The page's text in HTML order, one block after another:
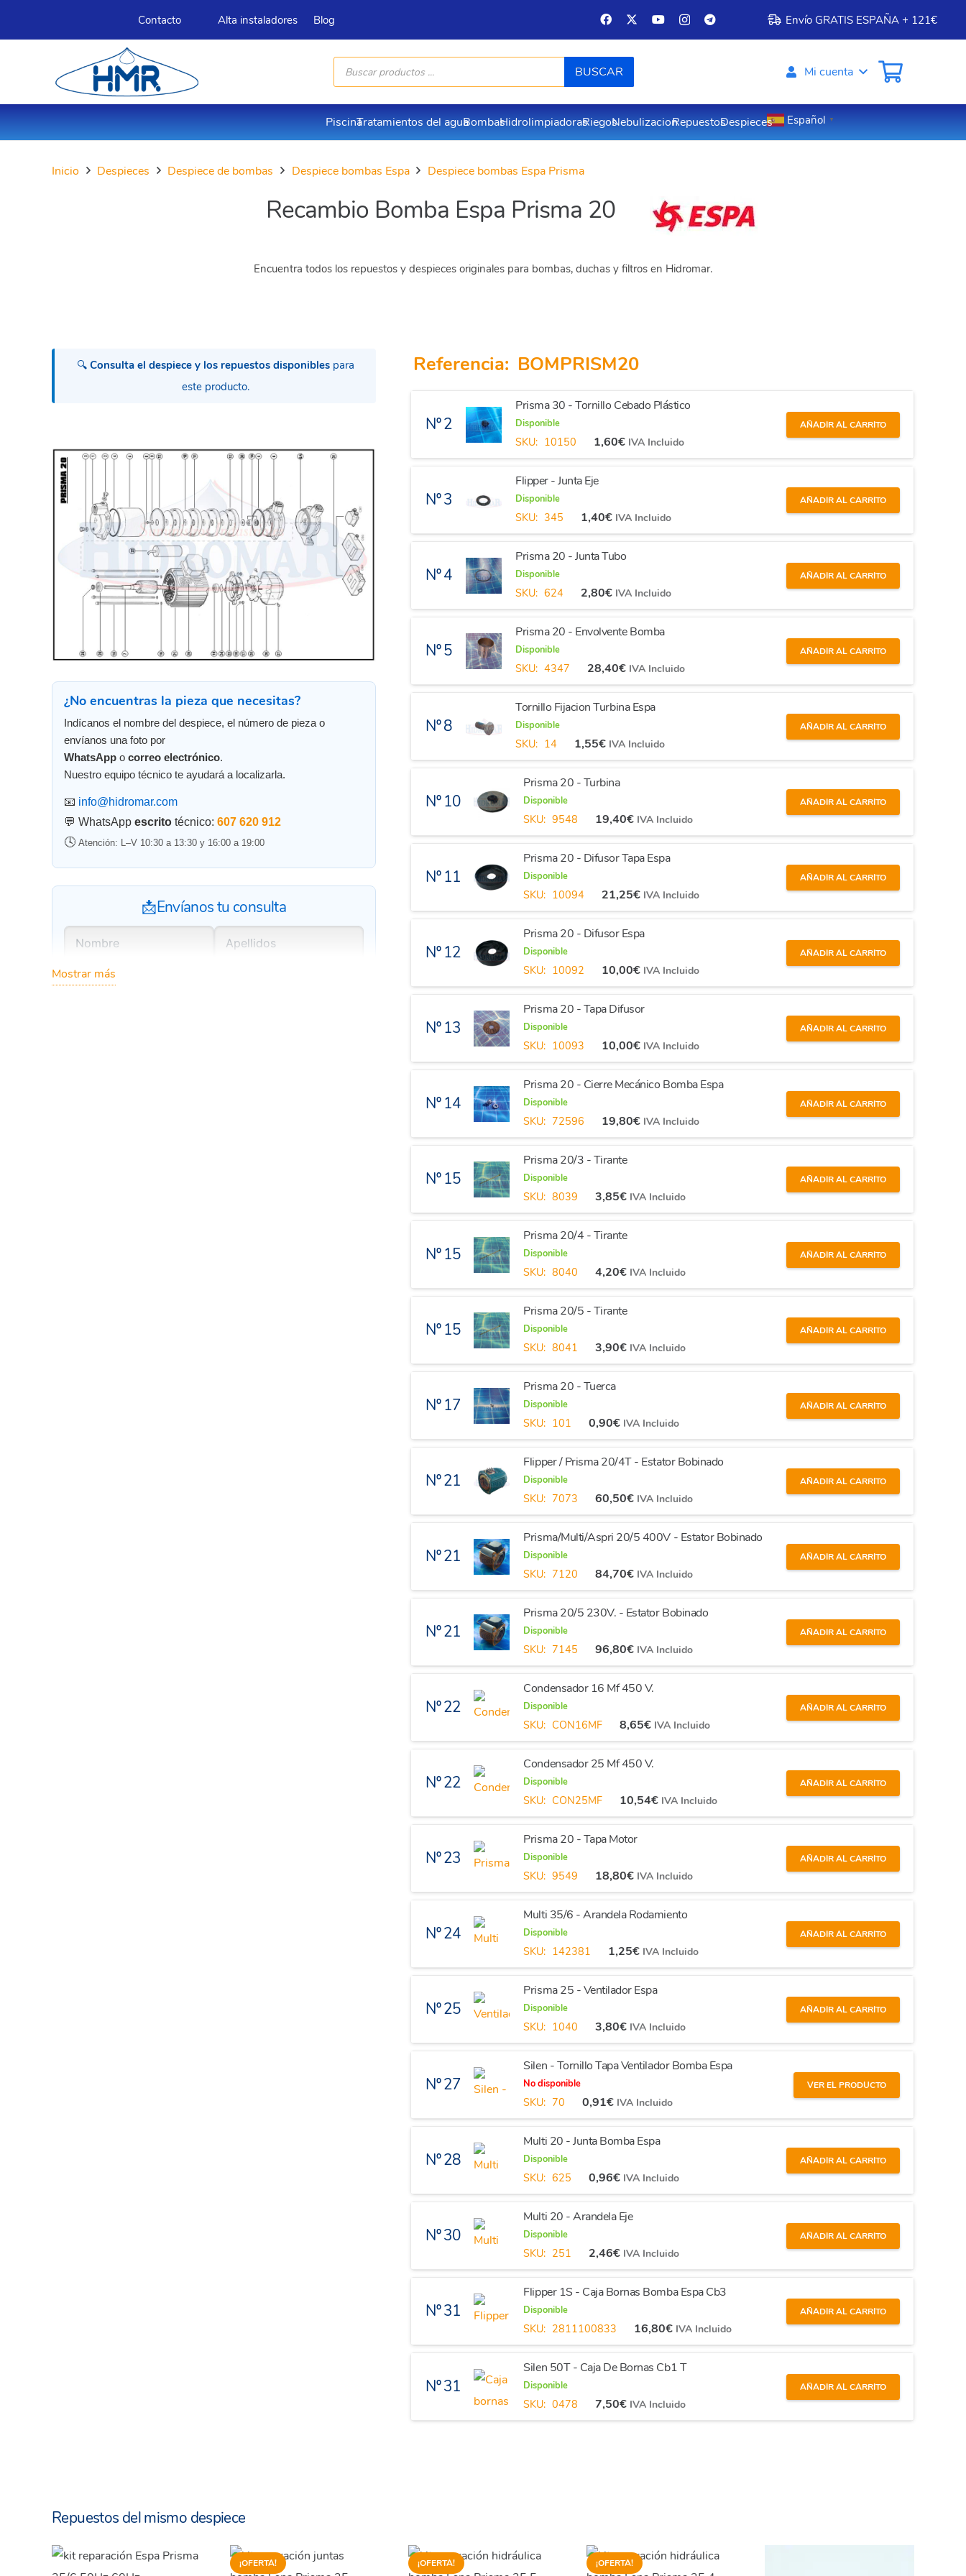
Contacto Alta instaladores Blog Envío GRATIS ESPAÑA + 121€
Búsqueda
productos
BUSCAR Mi cuenta
PiscinaTratamientos del aguaBombasHidrolimpiadorasRiegosNebulizacionRepuestosDespieces Español ▼
Inicio Despieces Despiece de bombas Despiece bombas Espa Despiece bombas Espa Prisma
Recambio Bomba Espa Prisma 20
Encuentra todos los repuestos y despieces originales para bombas, duchas y filtros en Hidromar.
🔍 Consulta el despiece y los repuestos disponiblespara
este producto.
¿No encuentras la pieza que necesitas?
Indícanos el nombre del despiece, el número de pieza o
envíanos una foto por
WhatsApp o correo electrónico.
Nuestro equipo técnico te ayudará a localizarla.
📧 info@hidromar.com
💬 WhatsApp escrito técnico: 607 620 912
🕓 Atención: L–V 10:30 a 13:30 y 16:00 a 19:00
📩Envíanos tu consulta
Mostrar más
Referencia: BOMPRISM20
Nº 2
Prisma 30 - Tornillo Cebado Plástico
Disponible
SKU: 10150 1,60€ IVA Incluido
AÑADIR AL CARRITO
Nº 3
Flipper - Junta Eje
Disponible
SKU: 345 1,40€ IVA Incluido
AÑADIR AL CARRITO
Nº 4
Prisma 20 - Junta Tubo
Disponible
SKU: 624 2,80€ IVA Incluido
AÑADIR AL CARRITO
Nº 5
Prisma 20 - Envolvente Bomba
Disponible
SKU: 4347 28,40€ IVA Incluido
AÑADIR AL CARRITO
Nº 8
Tornillo Fijacion Turbina Espa
Disponible
SKU: 14 1,55€ IVA Incluido
AÑADIR AL CARRITO
Nº 10
Prisma 20 - Turbina
Disponible
SKU: 9548 19,40€ IVA Incluido
AÑADIR AL CARRITO
Nº 11
Prisma 20 - Difusor Tapa Espa
Disponible
SKU: 10094 21,25€ IVA Incluido
AÑADIR AL CARRITO
Nº 12
Prisma 20 - Difusor Espa
Disponible
SKU: 10092 10,00€ IVA Incluido
AÑADIR AL CARRITO
Nº 13
Prisma 20 - Tapa Difusor
Disponible
SKU: 10093 10,00€ IVA Incluido
AÑADIR AL CARRITO
Nº 14
Prisma 20 - Cierre Mecánico Bomba Espa
Disponible
SKU: 72596 19,80€ IVA Incluido
AÑADIR AL CARRITO
Nº 15
Prisma 20/3 - Tirante
Disponible
SKU: 8039 3,85€ IVA Incluido
AÑADIR AL CARRITO
Nº 15
Prisma 20/4 - Tirante
Disponible
SKU: 8040 4,20€ IVA Incluido
AÑADIR AL CARRITO
Nº 15
Prisma 20/5 - Tirante
Disponible
SKU: 8041 3,90€ IVA Incluido
AÑADIR AL CARRITO
Nº 17
Prisma 20 - Tuerca
Disponible
SKU: 101 0,90€ IVA Incluido
AÑADIR AL CARRITO
Nº 21
Flipper / Prisma 20/4T - Estator Bobinado
Disponible
SKU: 7073 60,50€ IVA Incluido
AÑADIR AL CARRITO
Nº 21
Prisma/Multi/Aspri 20/5 400V - Estator Bobinado
Disponible
SKU: 7120 84,70€ IVA Incluido
AÑADIR AL CARRITO
Nº 21
Prisma 20/5 230V. - Estator Bobinado
Disponible
SKU: 7145 96,80€ IVA Incluido
AÑADIR AL CARRITO
Nº 22
Condensador 16 Mf 450 V.
Disponible
SKU: CON16MF 8,65€ IVA Incluido
AÑADIR AL CARRITO
Nº 22
Condensador 25 Mf 450 V.
Disponible
SKU: CON25MF 10,54€ IVA Incluido
AÑADIR AL CARRITO
Nº 23
Prisma 20 - Tapa Motor
Disponible
SKU: 9549 18,80€ IVA Incluido
AÑADIR AL CARRITO
Nº 24
Multi 35/6 - Arandela Rodamiento
Disponible
SKU: 142381 1,25€ IVA Incluido
AÑADIR AL CARRITO
Nº 25
Prisma 25 - Ventilador Espa
Disponible
SKU: 1040 3,80€ IVA Incluido
AÑADIR AL CARRITO
Nº 27
Silen - Tornillo Tapa Ventilador Bomba Espa
No disponible
SKU: 70 0,91€ IVA Incluido
VER EL PRODUCTO
Nº 28
Multi 20 - Junta Bomba Espa
Disponible
SKU: 625 0,96€ IVA Incluido
AÑADIR AL CARRITO
Nº 30
Multi 20 - Arandela Eje
Disponible
SKU: 251 2,46€ IVA Incluido
AÑADIR AL CARRITO
Nº 31
Flipper 1S - Caja Bornas Bomba Espa Cb3
Disponible
SKU: 2811100833 16,80€ IVA Incluido
AÑADIR AL CARRITO
Nº 31
Silen 50T - Caja De Bornas Cb1 T
Disponible
SKU: 0478 7,50€ IVA Incluido
AÑADIR AL CARRITO
Repuestos del mismo despiece
¡OFERTA! ¡OFERTA! ¡OFERTA!